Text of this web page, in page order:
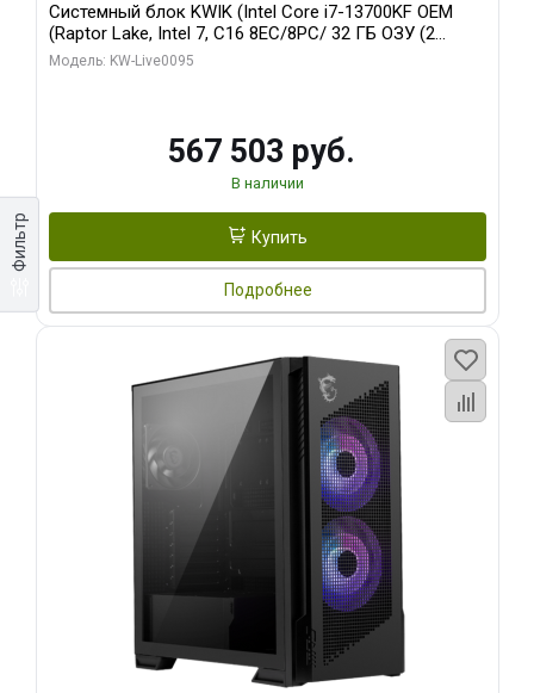
Фильтр
Системный блок KWIK (Intel Core i7-13700KF OEM
(Raptor Lake, Intel 7, C16 8EC/8PC/ 32 ГБ ОЗУ (2
модуля)/ Afox RTX4090 24GB GDDR6X 384-Bit 3xDP
Модель: KW-Live0095
567 503 руб.
В наличии
Купить
Подробнее